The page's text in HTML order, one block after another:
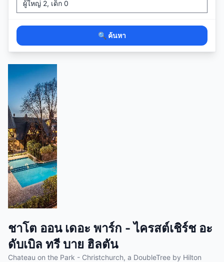
🔍 ค้นหา
ชาโต ออน เดอะ พาร์ก - ไครสต์เชิร์ช อะ
ดับเบิล ทรี บาย ฮิลตัน
Chateau on the Park - Christchurch, a DoubleTree by Hilton